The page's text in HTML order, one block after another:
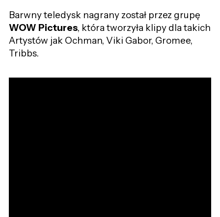
Barwny teledysk nagrany został przez grupę
WOW Pictures, która tworzyła klipy dla takich
Artystów jak Ochman, Viki Gabor, Gromee,
Tribbs.